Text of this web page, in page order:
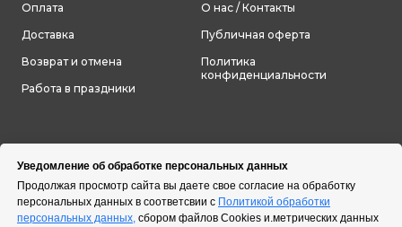
Уведомление об обработке персональных данных
Продолжая просмотр сайта вы даете свое согласие на обработку
персональных данных в соответсвии с Политикой обработки
персональных данных, сбором файлов Cookies и.метрических данных
Оплата
Доставка
Возврат и отмена
Работа в праздники
О нас / Контакты
Публичная оферта
Политика
конфиденциальности